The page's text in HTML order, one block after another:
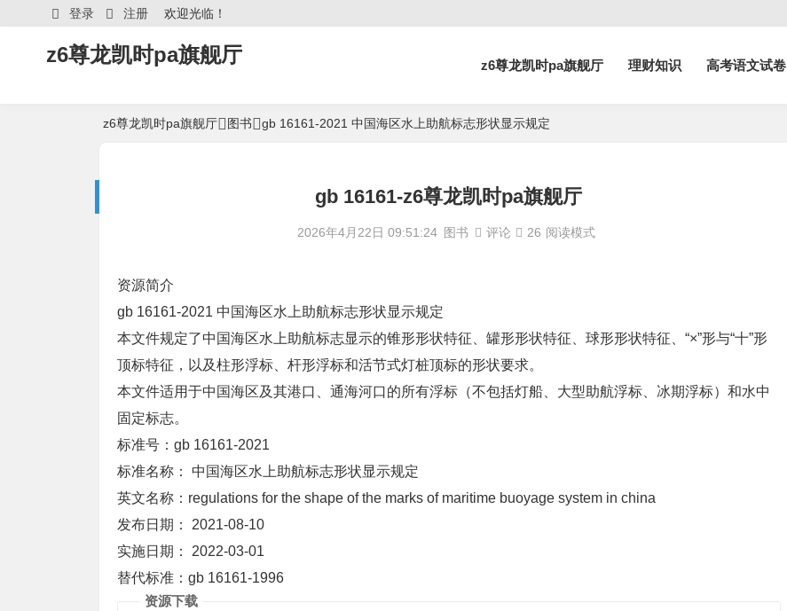
欢迎光临！
登录 注册
z6尊龙凯时pa旗舰厅 z6尊龙凯时pa旗舰厅 理财知识 高考语文试卷
z6尊龙凯时pa旗舰厅 图书 gb 16161-2021 中国海区水上助航标志形状显示规定
gb 16161-z6尊龙凯时pa旗舰厅
2026年4月22日 09:51:24 图书 评论 26 阅读模式
资源简介
gb 16161-2021 中国海区水上助航标志形状显示规定
本文件规定了中国海区水上助航标志显示的锥形形状特征、罐形形状特征、球形形状特征、“×”形与“十”形
顶标特征，以及柱形浮标、杆形浮标和活节式灯桩顶标的形状要求。
本文件适用于中国海区及其港口、通海河口的所有浮标（不包括灯船、大型助航浮标、冰期浮标）和水中
固定标志。
标准号：gb 16161-2021
标准名称： 中国海区水上助航标志形状显示规定
英文名称：regulations for the shape of the marks of maritime buoyage system in china
发布日期： 2021-08-10
实施日期： 2022-03-01
替代标准：gb 16161-1996
资源下载